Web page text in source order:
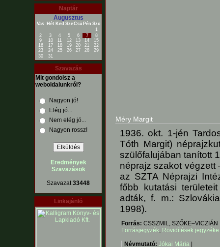
Naptár
Augusztus
Vas Hét Ked SzeCsü Pén Szo
1
2
3 4 5 6 7
8
9
10 11 12 13 14
15
16
17 18 19 20 21
22
23
24 25 26 27 28
29
30
31
Szavazás
Mit gondolsz a
weboldalunkról?
Nagyon jó!
Elég jó...
Nem elég jó...
Nagyon rossz!
Eredmények
Szavazások
Szavazat33448
Linkajánló
Méry Margit
1936. okt. 1-jén
Tóth Margit)
szülőfalujában tanított
néprajz szakot végzett
az SZTA Néprajzi
főbb kutatási
adták, f. m.:
1998).
Forrás: CSSZMIL, SZŐKE–VICZIÁN
Forrásjegyzék, Rövidítések jegyzéke
Névmutató: Jókai Mária